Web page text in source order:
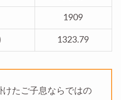
1909
1323.79
たご子息ならではの